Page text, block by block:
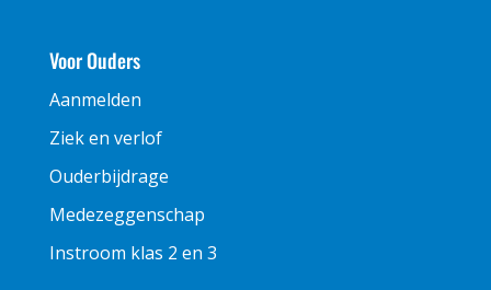
Voor Ouders
Aanmelden
Ziek en verlof
Ouderbijdrage
Medezeggenschap
Instroom klas 2 en 3